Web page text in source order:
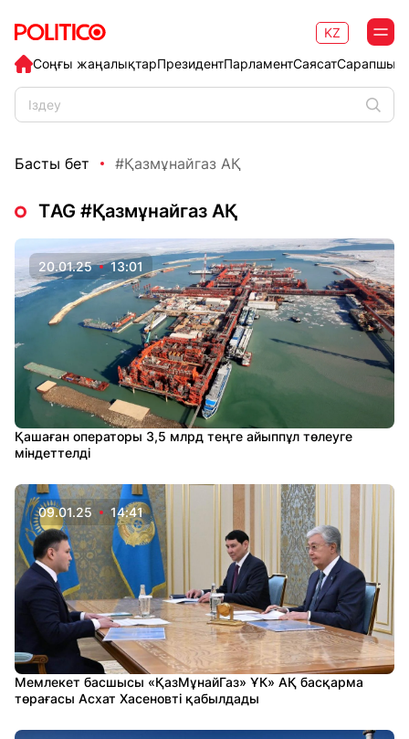
Соңғы жаңалықтарПрезидентПарламентСаясат
KZ
Басты бет #Қазмұнайгаз АҚ
ТAG #Қазмұнайгаз АҚ
20.01.25 13:01
Қашаған операторы 3,5 млрд теңге айыппұл төлеуге
міндеттелді
09.01.25 14:41
Мемлекет басшысы «ҚазМұнайГаз» ҰК» АҚ басқарма
төрағасы Асхат Хасеновті қабылдады